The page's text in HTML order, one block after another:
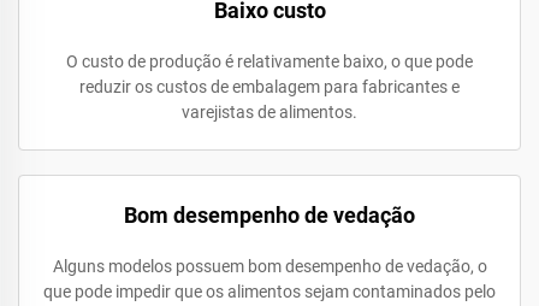
Baixo custo
O custo de produção é relativamente baixo, o que pode
reduzir os custos de embalagem para fabricantes e
varejistas de alimentos.
Bom desempenho de vedação
Alguns modelos possuem bom desempenho de vedação, o
que pode impedir que os alimentos sejam contaminados pelo